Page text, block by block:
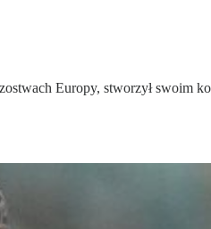
Europy, stworzył swoim